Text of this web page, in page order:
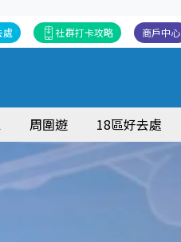
商戶中心
社群打卡攻略
處
周圍遊 18區好去處